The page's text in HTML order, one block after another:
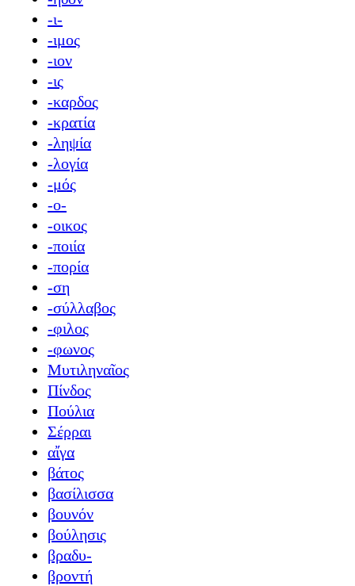
-ι-
-ιμος
-ιον
-ις
-καρδος
-κρατία
-ληψία
-λογία
-μός
-ο-
-οικος
-ποιία
-πορία
-ση
-σύλλαβος
-φιλος
-φωνος
Μυτιληναῖος
Πίνδος
Πούλια
Σέρραι
αἴγα
βάτος
βασίλισσα
βουνόν
βούλησις
βραδυ-
βροντή